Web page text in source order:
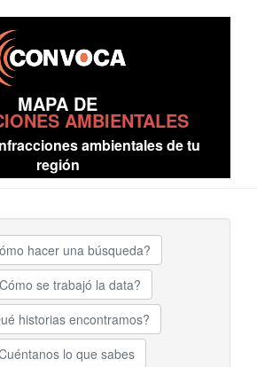
MAPA DE
AMBIENTALES
ambientales de tu
región
hacer una búsqueda?
se trabajó la data?
historias encontramos?
lo que sabes